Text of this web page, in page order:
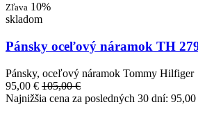
Zľava 10%
skladom
Pánsky oceľový náramok TH
Pánsky, oceľový náramok Tommy Hilfiger
95,00 € 105,00 €
Najnižšia cena za posledných 30 dní: 95,00